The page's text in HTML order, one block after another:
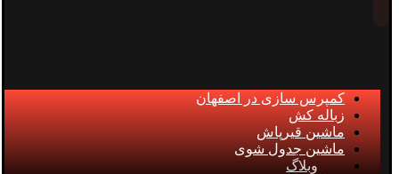
کمپرس سازی در اصفهان
زباله کش
ماشین قیرپاش
ماشین جدول شوی
وبلاگ